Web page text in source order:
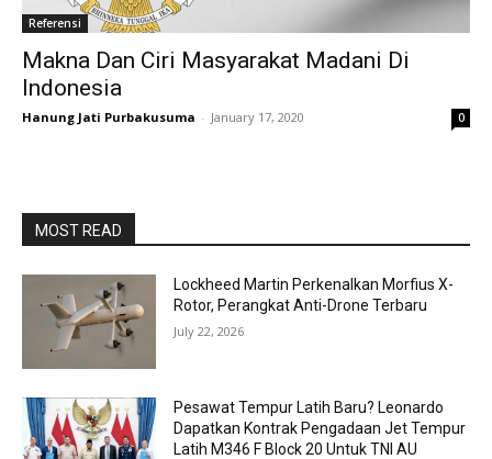
Referensi
Makna Dan Ciri Masyarakat Madani Di
Indonesia
Hanung Jati Purbakusuma - January 17, 2020 0
MOST READ
Lockheed Martin Perkenalkan Morfius X-
Rotor, Perangkat Anti-Drone Terbaru
July 22, 2026
Pesawat Tempur Latih Baru? Leonardo
Dapatkan Kontrak Pengadaan Jet Tempur
Latih M346 F Block 20 Untuk TNI AU